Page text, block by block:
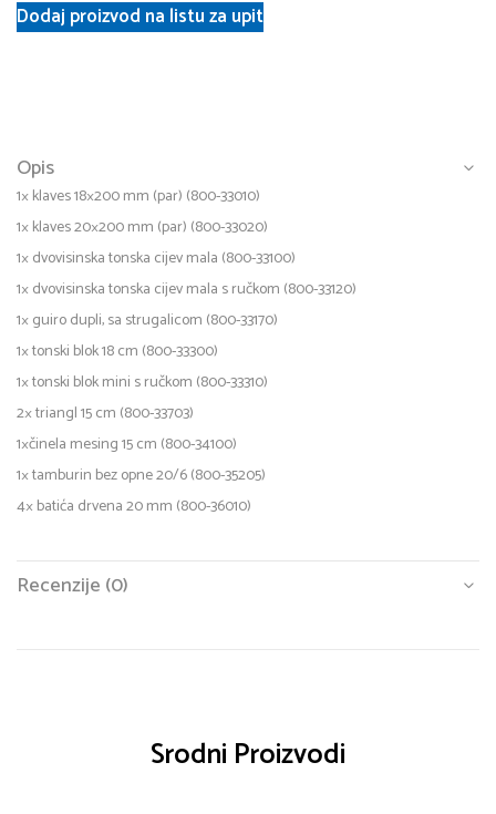
Dodaj proizvod na listu za upit
Opis
1× klaves 18×200 mm (par) (800-33010)
1× klaves 20×200 mm (par) (800-33020)
1× dvovisinska tonska cijev mala (800-33100)
1× dvovisinska tonska cijev mala s ručkom (800-33120)
1× guiro dupli, sa strugalicom (800-33170)
1× tonski blok 18 cm (800-33300)
1× tonski blok mini s ručkom (800-33310)
2× triangl 15 cm (800-33703)
1×činela mesing 15 cm (800-34100)
1× tamburin bez opne 20/6 (800-35205)
4× batića drvena 20 mm (800-36010)
Recenzije (0)
Srodni Proizvodi